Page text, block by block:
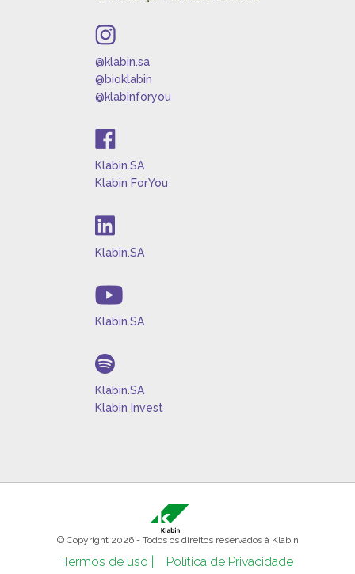
@klabin.sa
@bioklabin
@klabinforyou
Klabin.SA
Klabin ForYou
Klabin.SA
Klabin.SA
Klabin.SA
Klabin Invest
© Copyright 2026 - Todos os direitos reservados à Klabin
Termos de uso | Política de Privacidade